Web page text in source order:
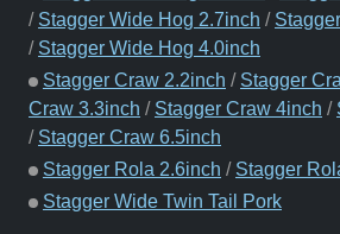
/ Stagger Wide Hog 2.7inch /
/ Stagger Wide Hog 4.0inch
Stagger Craw 2.2inch / Stagger
Craw 3.3inch / Stagger Craw 4inch /
/ Stagger Craw 6.5inch
Stagger Rola 2.6inch / Stagger
Stagger Wide Twin Tail Pork